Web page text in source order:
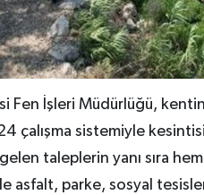
Fen İşleri Müdürlüğü,
çalışma sistemiyle
taleplerin yanı sıra
asfalt, parke, sosyal